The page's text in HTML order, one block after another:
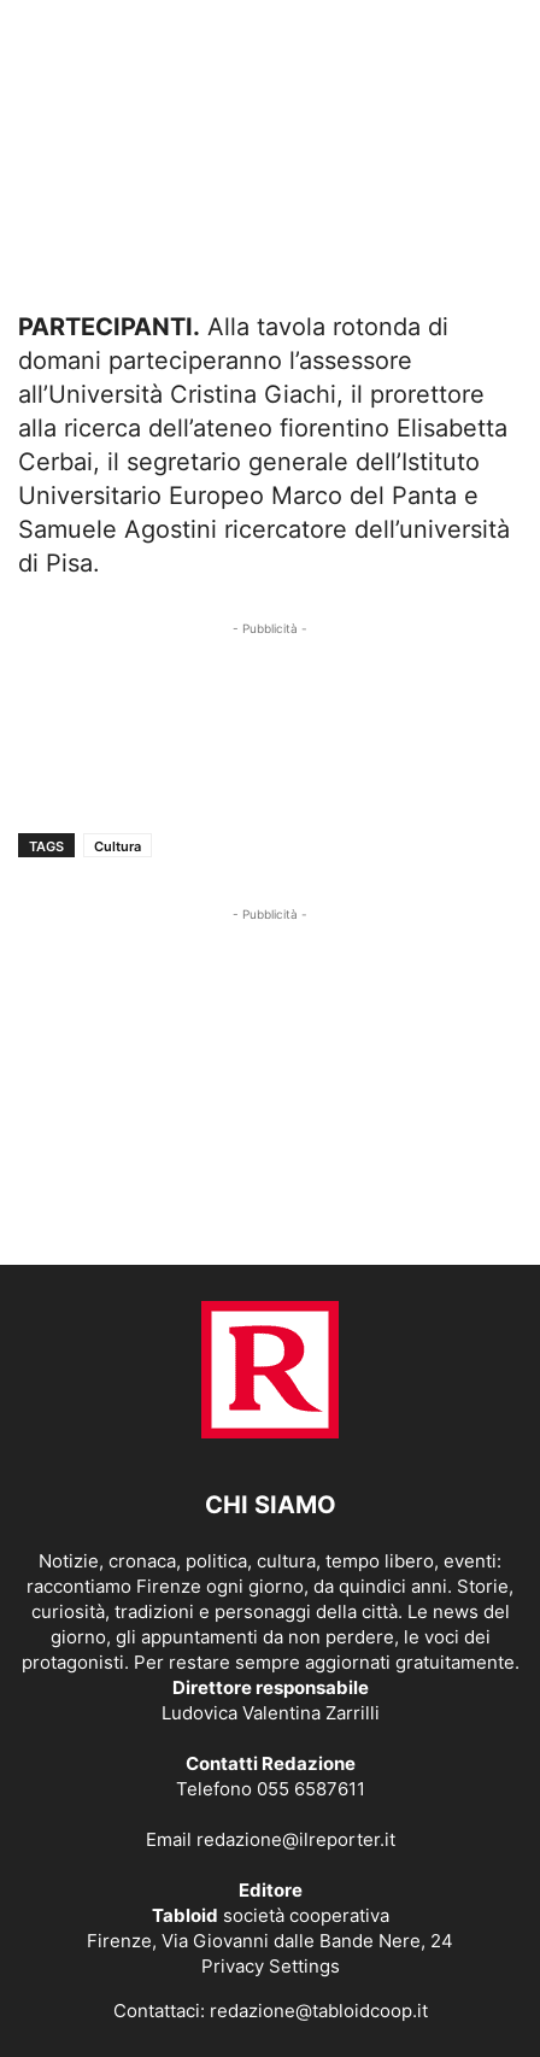
PARTECIPANTI. Alla tavola rotonda di
domani parteciperanno l’assessore
all’Università Cristina Giachi, il prorettore
alla ricerca dell’ateneo fiorentino Elisabetta
Cerbai, il segretario generale dell’Istituto
Universitario Europeo Marco del Panta e
Samuele Agostini ricercatore dell’università
di Pisa.
- Pubblicità -
TAGS Cultura
- Pubblicità -
CHI SIAMO
Notizie, cronaca, politica, cultura, tempo libero, eventi:
raccontiamo Firenze ogni giorno, da quindici anni. Storie,
curiosità, tradizioni e personaggi della città. Le news del
giorno, gli appuntamenti da non perdere, le voci dei
protagonisti. Per restare sempre aggiornati gratuitamente.
Direttore responsabile
Ludovica Valentina Zarrilli
Contatti Redazione
Telefono 055 6587611
Email redazione@ilreporter.it
Editore
Tabloid società cooperativa
Firenze, Via Giovanni dalle Bande Nere, 24
Privacy Settings
Contattaci: redazione@tabloidcoop.it